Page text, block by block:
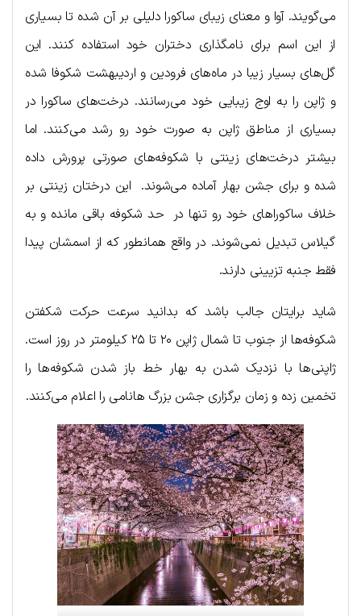
می‌گویند. آوا و معنای زیبای ساکورا دلیلی بر آن شده تا بسیاری
از این اسم برای نامگذاری دختران خود استفاده کنند. این
گل‌های بسیار زیبا در ماه‌های فرودین و اردیبهشت شکوفا شده
و ژاپن را به اوج زیبایی خود می‌رسانند. درخت‌های ساکورا در
بسیاری از مناطق ژاپن به صورت خود رو رشد می‌کنند. اما
بیشتر درخت‌های زینتی با شکوفه‌های صورتی پرورش داده
شده و برای جشن بهار آماده می‌شوند. این درختان زینتی بر
خلاف ساکوراهای خود رو تنها در حد شکوفه باقی مانده و به
گیلاس تبدیل نمی‌شوند. در واقع همانطور که از اسمشان پیدا
فقط جنبه تزیینی دارند.
شاید برایتان جالب باشد که بدانید سرعت حرکت شکفتن
شکوفه‌ها از جنوب تا شمال ژاپن ۲۰ تا ۲۵ کیلومتر در روز است.
ژاپنی‌ها با نزدیک شدن به بهار خط باز شدن شکوفه‌ها را
تخمین زده و زمان برگزاری جشن بزرگ هانامی را اعلام می‌کنند.